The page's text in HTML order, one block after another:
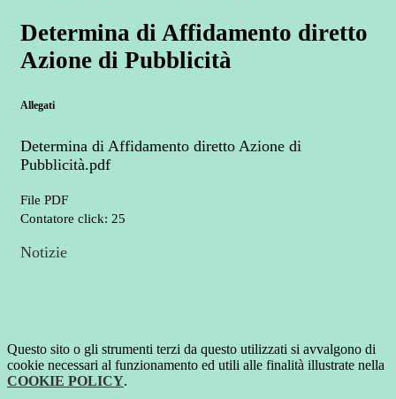
Determina di Affidamento diretto
Azione di Pubblicità
Allegati
Determina di Affidamento diretto Azione di
Pubblicità.pdf
File PDF
Contatore click: 25
Notizie
Questo sito o gli strumenti terzi da questo utilizzati si avvalgono di
cookie necessari al funzionamento ed utili alle finalità illustrate nella
COOKIE POLICY.